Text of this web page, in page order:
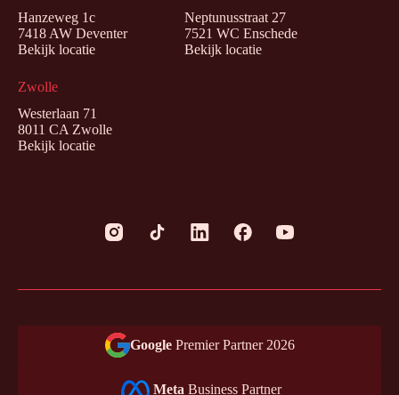
Hanzeweg 1c
7418 AW Deventer
Bekijk locatie
Neptunusstraat 27
7521 WC Enschede
Bekijk locatie
Zwolle
Westerlaan 71
8011 CA Zwolle
Bekijk locatie
Google Premier Partner 2026
Meta Business Partner